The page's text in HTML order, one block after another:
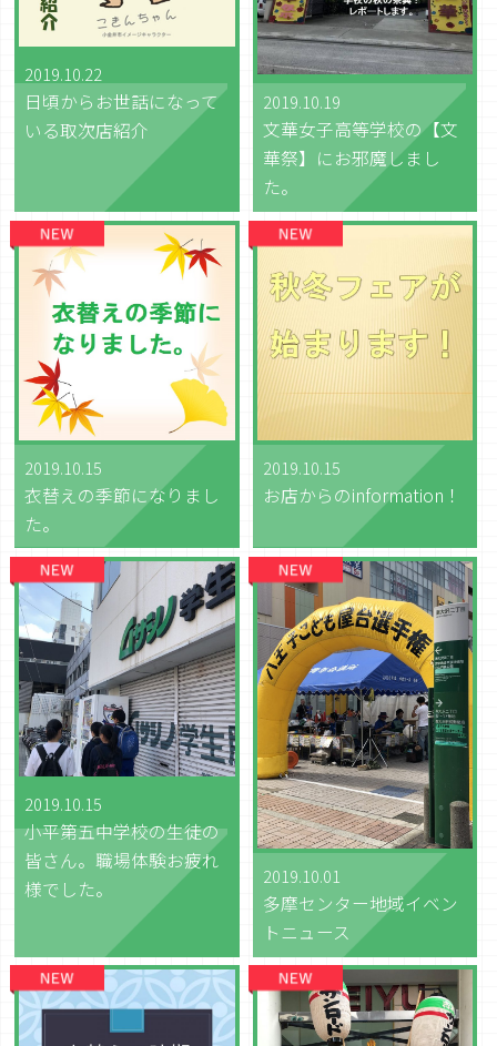
2019.10.22
日頃からお世話になって
いる取次店紹介
2019.10.19
文華女子高等学校の【文
華祭】にお邪魔しまし
た。
2019.10.15
衣替えの季節になりまし
た。
2019.10.15
お店からのinformation！
2019.10.15
小平第五中学校の生徒の
皆さん。職場体験お疲れ
様でした。
2019.10.01
多摩センター地域イベン
トニュース